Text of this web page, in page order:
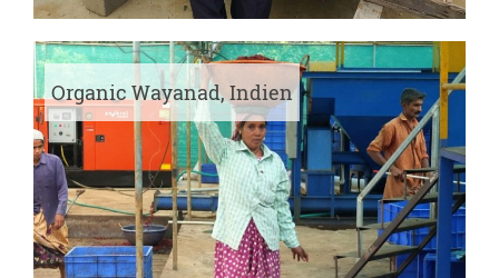
Organic Wayanad, Indien